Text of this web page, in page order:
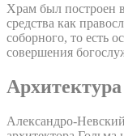
Храм был построен
средства как
соборного, то есть
совершения
Александро-